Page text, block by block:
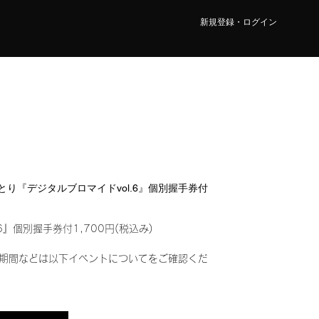
新規登録・ログイン
り『デジタルブロマイドvol.6』個別握手券付
』個別握手券付1,700円(税込み)
間などは以下イベントについてをご確認くだ